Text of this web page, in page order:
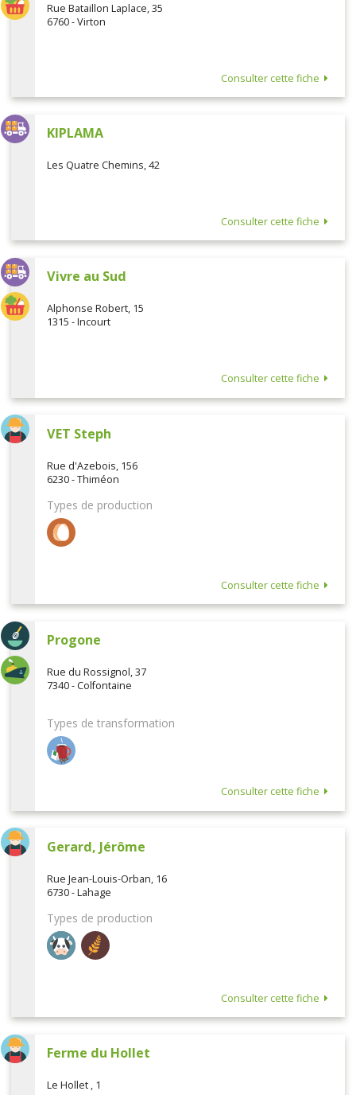
Rue Bataillon Laplace, 35
6760 - Virton
Consulter cette fiche
KIPLAMA
Les Quatre Chemins, 42
Consulter cette fiche
Vivre au Sud
Alphonse Robert, 15
1315 - Incourt
Consulter cette fiche
VET Steph
Rue d'Azebois, 156
6230 - Thiméon
Types de production
Consulter cette fiche
Progone
Rue du Rossignol, 37
7340 - Colfontaine
Types de transformation
Consulter cette fiche
Gerard, Jérôme
Rue Jean-Louis-Orban, 16
6730 - Lahage
Types de production
Consulter cette fiche
Ferme du Hollet
Le Hollet , 1